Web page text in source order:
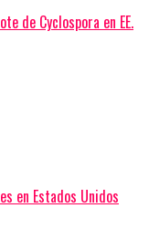
de Cyclospora en EE.
en Estados Unidos